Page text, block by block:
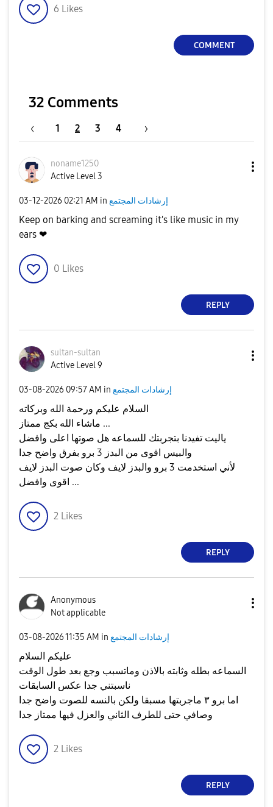
d
e
6 Likes
COMMENT
32 Comments
1 2 3 4
noname1250
Active Level 3
‎03-12-2026 02:21 AM in إرشادات المجتمع
Keep on barking and screaming it's like music in my
ears ❤
0 Likes
REPLY
sultan-sultan
Active Level 9
‎03-08-2026 09:57 AM in إرشادات المجتمع
السلام عليكم ورحمة الله وبركاته
ماشاء الله بكج ممتاز ...
ياليت تفيدنا بتجربتك للسماعه هل صوتها اعلى وافضل
والبيس اقوى من البدز 3 برو بفرق واضح جدا
لأني استخدمت 3 برو والبدز لايف وكان صوت البدز لايف
اقوى وافضل ...
2 Likes
REPLY
Anonymous
Not applicable
‎03-08-202611:35 AM in إرشادات المجتمع
عليكم السلام
السماعه بطله وثابته بالاذن وماتسبب وجع بعد طول الوقت
ناسبتني جدا عكس السابقات
اما برو ٣ ماجربتها مسبقا ولكن بالنسه للصوت واضح جدا
وصافي حتى للطرف الثاني والعزل فيها ممتاز جدا
2 Likes
REPLY